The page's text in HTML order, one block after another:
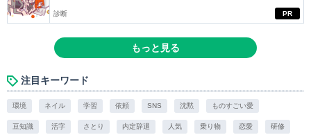
PR
診断
もっと見る
注目キーワード
環境 ネイル 学習 依頼 SNS 沈黙 ものすごい愛
豆知識 活字 さとり 内定辞退 人気 乗り物 恋愛 研修